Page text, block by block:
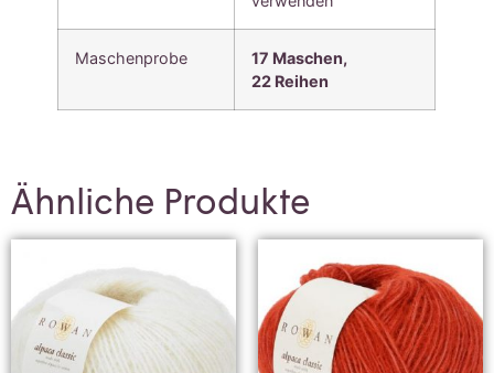
Maschenprobe
17 Maschen,
22 Reihen
Ähnliche Produkte